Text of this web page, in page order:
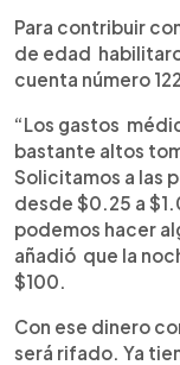
Para contribuir
de edad
cuenta número
“Los gastos
bastante altos
Solicitamos a las
desde $0.25 a
podemos hacer
añadió que la
$100.
Con ese dinero
será rifado. Ya